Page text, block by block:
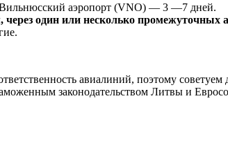
аэропорт (VNO) — 3 —7 дней.
один или несколько промежуточных
авиалиний, поэтому
законодательством Литвы и